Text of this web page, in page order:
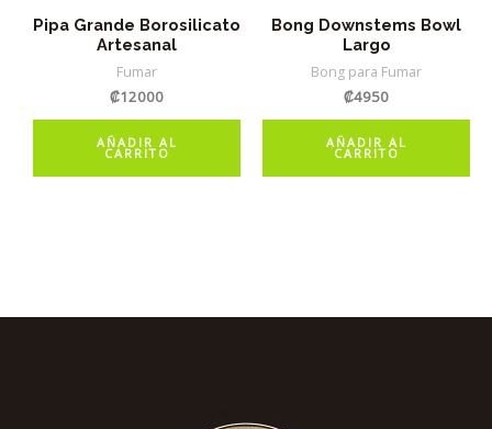
Pipa Grande Borosilicato
Artesanal
Fumar
₡12000
AÑADIR AL
CARRITO
Bong Downstems Bowl
Largo
Bong para Fumar
₡4950
AÑADIR AL
CARRITO